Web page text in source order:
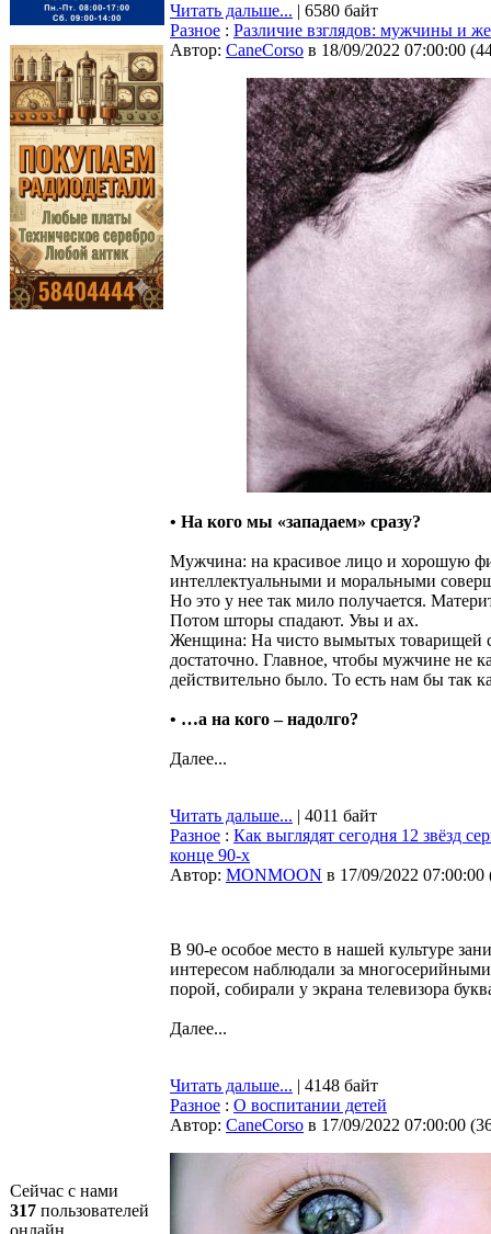
Сейчас с нами
317 пользователей
онлайн
Читать дальше... | 6580 байт
Разное : Различие взглядов: мужчины и
Автор: CaneCorso в 18/09/2022 07:00:00 (
• На кого мы «западаем» сразу?
Мужчина: на красивое лицо и хорошую
интеллектуальными и моральными
Но это у нее так мило получается.
Потом шторы спадают. Увы и ах.
Женщина: На чисто вымытых товарищей
достаточно. Главное, чтобы мужчине не
действительно было. То есть нам бы так
• …а на кого – надолго?
Далее...
Читать дальше... | 4011 байт
Разное : Как выглядят сегодня 12 звёзд
конце 90-х
Автор: MONMOON в 17/09/2022 07:00:00
В 90-е особое место в нашей культуре
интересом наблюдали за
порой, собирали у экрана телевизора
Далее...
Читать дальше... | 4148 байт
Разное : О воспитании детей
Автор: CaneCorso в 17/09/2022 07:00:00 (